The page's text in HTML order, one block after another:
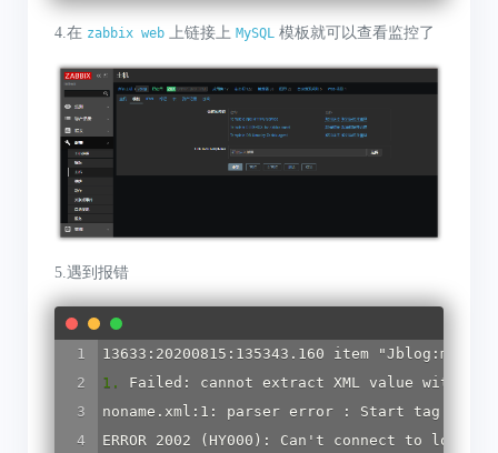
4.在 zabbix web 上链接上 MySQL 模板就可以查看监控了
5.遇到报错
13633:20200815:135343.160 item
1.
Failed: cannot extract XML value with
noname.xml:1:
parser error : Start tag
ERROR
2002 ( HY000 ) : Can ' t connect to local